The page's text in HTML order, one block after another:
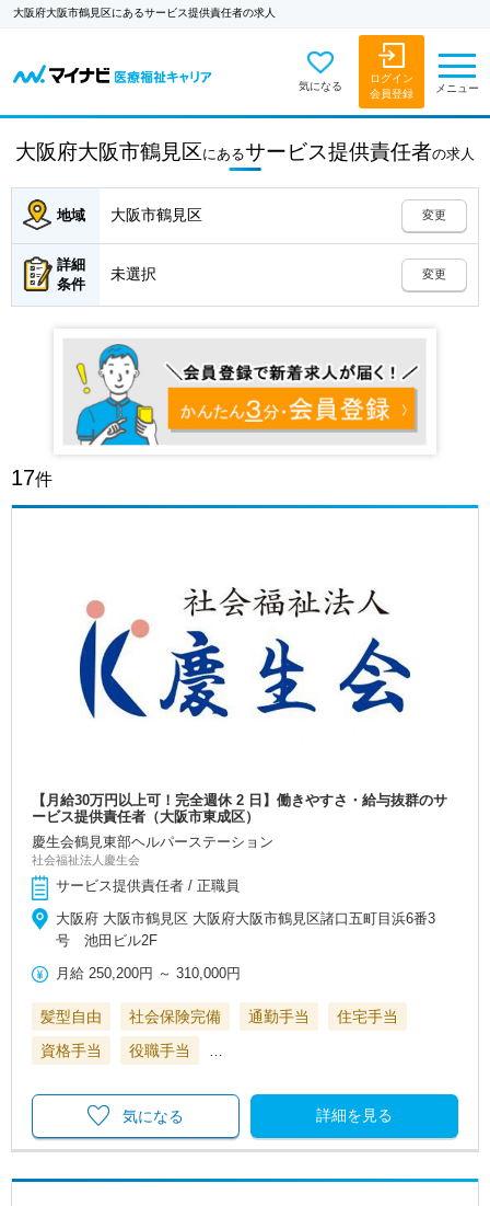
大阪府大阪市鶴見区にあるサービス提供責任者の求人
気になる
ログイン
会員登録
メニュー
大阪府大阪市鶴見区にあるサービス提供責任者の求人
地域 大阪市鶴見区 変更
詳細
条件
未選択 変更
17件
【月給30万円以上可！完全週休 2 日】働きやすさ・給与抜群のサ
ービス提供責任者（大阪市東成区）
慶生会鶴見東部ヘルパーステーション
社会福祉法人慶生会
サービス提供責任者 / 正職員
大阪府 大阪市鶴見区 大阪府大阪市鶴見区諸口五町目浜6番3
号 池田ビル2F
月給 250,200円 ～310,000円
髪型自由 社会保険完備 通勤手当
住宅手当
資格手当
役職手当
詳細を見る
気になる